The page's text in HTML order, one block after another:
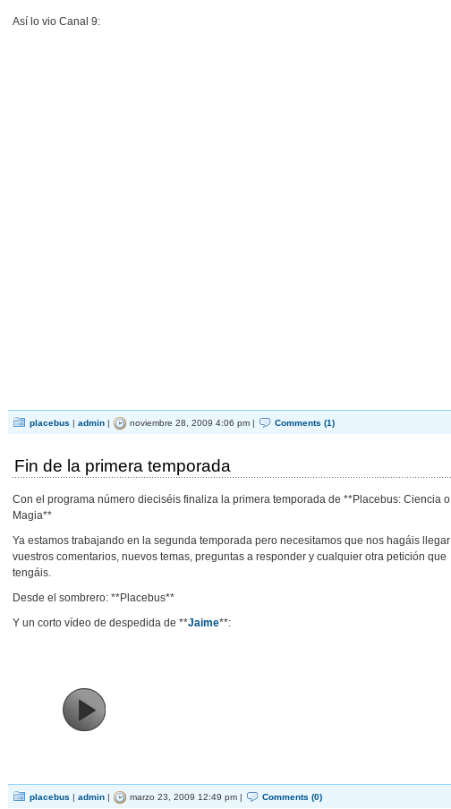
Así lo vio Canal 9:
placebus | admin | noviembre 28, 2009 4:06 pm | Comments (1)
Fin de la primera temporada
Con el programa número dieciséis finaliza la primera temporada de **Placebus: Ciencia o
Magia**
Ya estamos trabajando en la segunda temporada pero necesitamos que nos hagáis llegar
vuestros comentarios, nuevos temas, preguntas a responder y cualquier otra petición que
tengáis.
Desde el sombrero: **Placebus**
Y un corto vídeo de despedida de **Jaime**:
placebus | admin | marzo 23, 2009 12:49 pm | Comments (0)